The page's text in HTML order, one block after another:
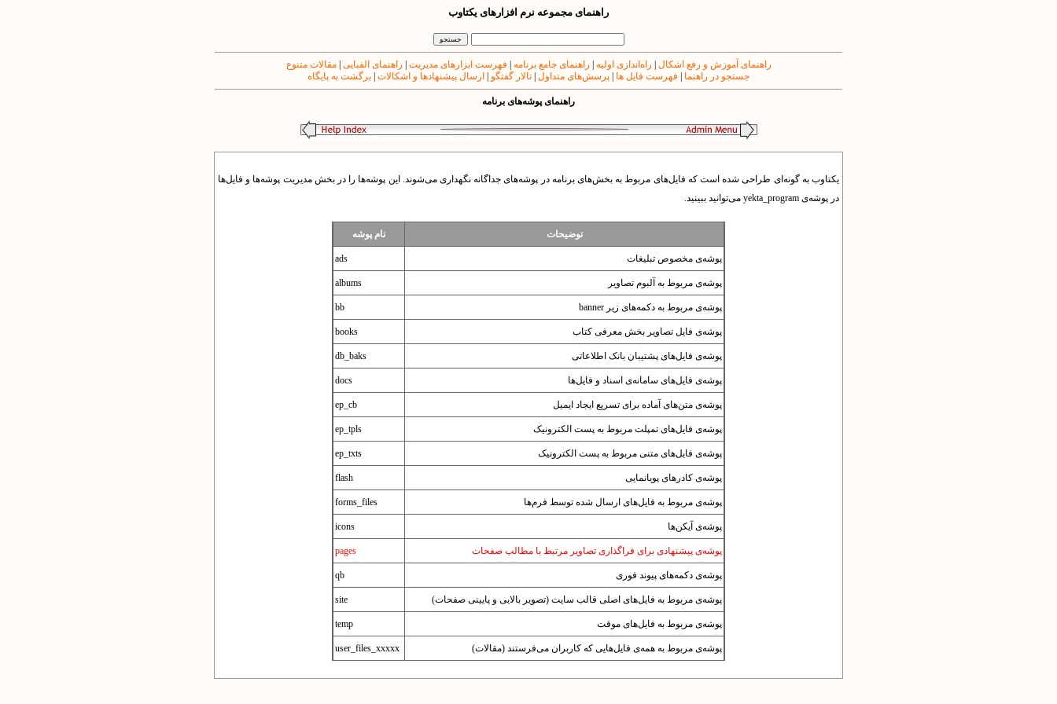
راهنمای مجموعه نرم افزارهای یکتاوب
راهنمای آموزش و رفع اشکال راه‌اندازی اولیه راهنمای جامع برنامه فهرست ابزارهای مدیریت راهنمای الفبایی |مقالات متنوع
جستجو در راهنما
فهرست فایل ها پرسش‌های متداول تالار گفتگو ارسال پیشنهادها و اشکالات برگشت به پایگاه
راهنمای پوشه‌های برنامه
یکتاوب به گونه‌ای طراحی شده است که فایل‌های مربوط به بخش‌های برنامه در پوشه‌های جداگانه نگهداری می‌شوند. این پوشه‌ها را در بخش مدیریت پوشه‌ها و فایل‌ها
در پوشه‌ی yekta_program می‌توانید ببینید.
توضیحات نام پوشه
پوشه‌ی مخصوص تبلیغات ads
پوشه‌ی مربوط به آلبوم تصاویر albums
پوشه‌ی مربوط به دکمه‌های زیر banner bb
پوشه‌ی فایل تصاویر بخش معرفی کتاب books
پوشه‌ی فایل‌های پشتیبان بانک اطلاعاتی db_baks
پوشه‌ی فایل‌های سامانه‌ی اسناد و فایل‌ها docs
پوشه‌ی ‌متن‌های آماده برای تسریع ایجاد ایمیل ep_cb
پوشه‌ی فایل‌های تمپلت مربوط به پست الکترونیک ep_tpls
پوشه‌ی فایل‌های متنی مربوط به پست الکترونیک ep_txts
پوشه‌ی کادرهای پویانمایی flash
پوشه‌ی مربوط به فایل‌های ارسال شده توسط فرم‌ها forms_files
پوشه‌ی آیکن‌ها icons
پوشه‌ی پیشنهادی برای فراگذاری تصاویر مرتبط با مطالب صفحات pages
پوشه‌ی دکمه‌های پیوند فوری qb
پوشه‌ی مربوط به فایل‌های اصلی قالب سایت (تصویر بالایی و پایینی صفحات) site
پوشه‌ی مربوط به فایل‌های موقت temp
پوشه‌ی مربوط به همه‌ی فایل‌هایی که کاربران می‌فرستند (مقالات) user_files_xxxxx